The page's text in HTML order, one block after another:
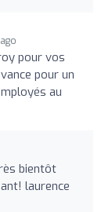
pour vos
pour un
au
bientôt
laurence